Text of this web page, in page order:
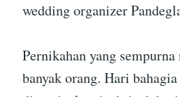
wedding organizer
Pernikahan yang
banyak orang. Hari